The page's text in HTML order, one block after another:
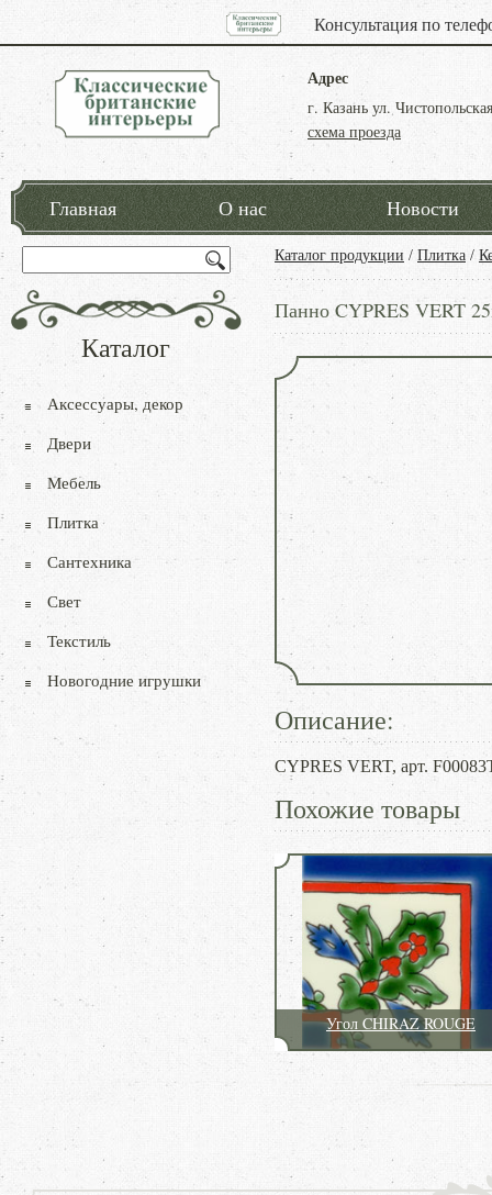
Консультация по
Адрес
г. Казань ул.
схема проезда
Главная О нас Новости
Каталог продукции / Плитка /
Панно CYPRES VERT
Описание:
CYPRES VERT, арт.
Похожие товары
Угол CHIRAZ ROUGE
Каталог
Аксессуары, декор
Двери
Мебель
Плитка
Сантехника
Свет
Текстиль
Новогодние игрушки